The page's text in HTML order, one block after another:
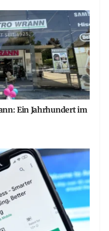
Ein Jahrhundert im